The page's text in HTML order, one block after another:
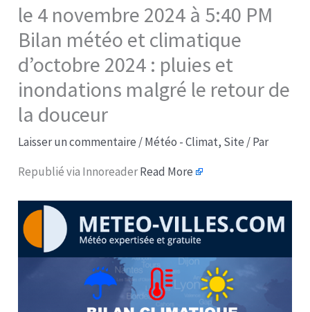
le 4 novembre 2024 à 5:40 PM
Bilan météo et climatique
d’octobre 2024 : pluies et
inondations malgré le retour de
la douceur
Laisser un commentaire /Météo - Climat, Site / Par
Republié via InnoreaderRead More